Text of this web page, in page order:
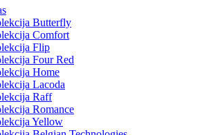
Butterfly
Comfort
Flip
Four Red
Home
Lacoda
Raff
Romance
Yellow